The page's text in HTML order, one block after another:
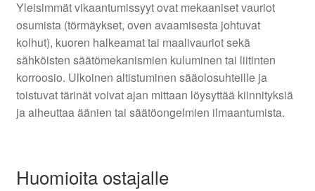
Yleisimmät vikaantumissyyt ovat mekaaniset vauriot
osumista (törmäykset, oven avaamisesta johtuvat
kolhut), kuoren halkeamat tai maalivauriot sekä
sähköisten säätömekanismien kuluminen tai liitinten
korroosio. Ulkoinen altistuminen sääolosuhteille ja
toistuvat tärinät voivat ajan mittaan löysyttää kiinnityksiä
ja aiheuttaa äänien tai säätöongelmien ilmaantumista.
Huomioita ostajalle